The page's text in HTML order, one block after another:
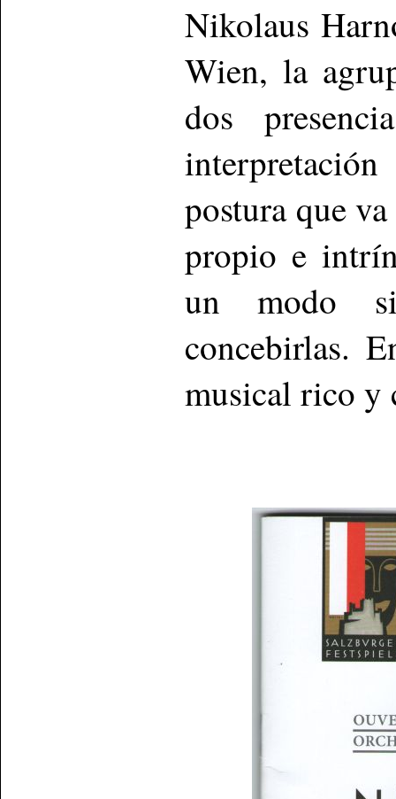
Nikolaus
Wien, la
dos
postura que
propio e
un modo
concebirlas.
musical rico y